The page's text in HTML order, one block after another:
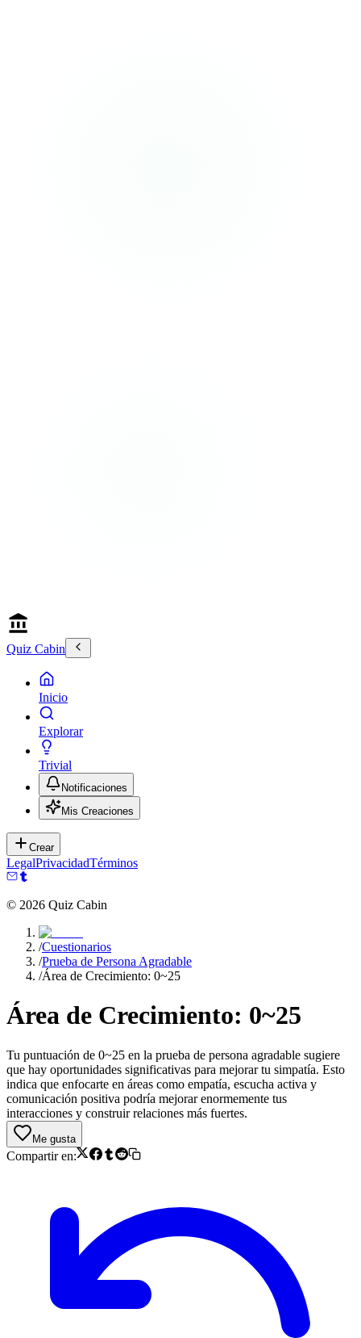
Quiz Cabin
Inicio
Explorar
Trivial
Notificaciones
Mis Creaciones
Crear
LegalPrivacidadTérminos
© 2026 Quiz Cabin
/Cuestionarios
/Prueba de Persona Agradable
/Área de Crecimiento: 0~25
Área de Crecimiento: 0~25
Tu puntuación de 0~25 en la prueba de persona agradable sugiere
que hay oportunidades significativas para mejorar tu simpatía. Esto
indica que enfocarte en áreas como empatía, escucha activa y
comunicación positiva podría mejorar enormemente tus
interacciones y construir relaciones más fuertes.
Me gusta
Compartir en: